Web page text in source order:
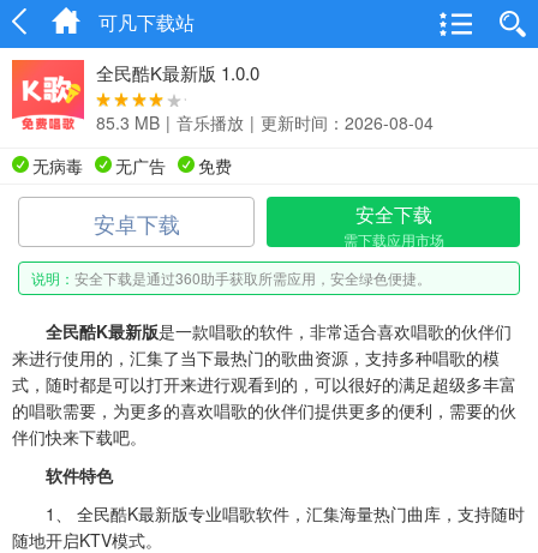
可凡下载站
全民酷K最新版 1.0.0
85.3 MB | 音乐播放 | 更新时间：2026-08-04
无病毒
无广告 免费
安卓下载 安全下载
需下载应用市场
说明： 安全下载是通过360助手获取所需应用，安全绿色便捷。
全民酷K最新版是一款唱歌的软件，非常适合喜欢唱歌的伙伴们
来进行使用的，汇集了当下最热门的歌曲资源，支持多种唱歌的模
式，随时都是可以打开来进行观看到的，可以很好的满足超级多丰富
的唱歌需要，为更多的喜欢唱歌的伙伴们提供更多的便利，需要的伙
伴们快来下载吧。
软件特色
1、 全民酷K最新版专业唱歌软件，汇集海量热门曲库，支持随时
随地开启KTV模式。